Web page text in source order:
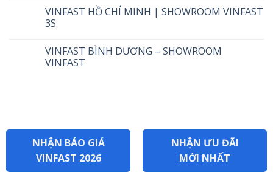
VINFAST HỒ CHÍ MINH | SHOWROOM VINFAST
3S
VINFAST BÌNH DƯƠNG – SHOWROOM
VINFAST
NHẬN BÁO GIÁ
VINFAST 2026
NHẬN ƯU ĐÃI
MỚI NHẤT